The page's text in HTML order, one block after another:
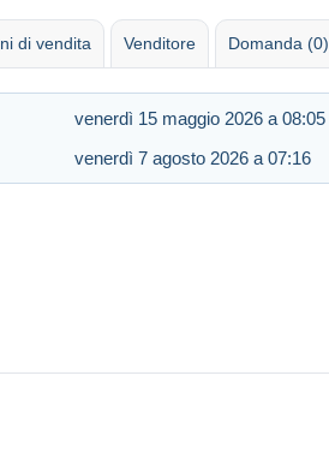
di vendita Venditore Domanda (0)
venerdì 15 maggio 2026 a 08:05
venerdì 7 agosto 2026 a 07:16